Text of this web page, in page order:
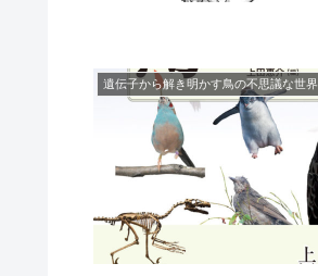
遺伝子から解き明かす鳥の不思議な世界